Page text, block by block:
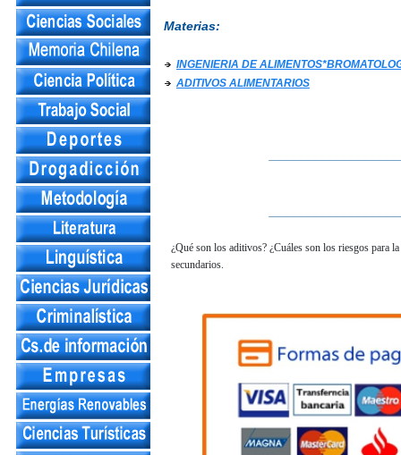
Materias:
INGENIERIA DE
ADITIVOS ALIMENTARIOS
¿Qué son los aditivos? ¿Cuáles son los riesgos para
secundarios.